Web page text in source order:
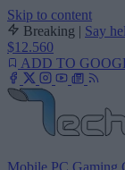
Skip to content
Breaking | Say
$12.560
ADD TO
Mobile PC Gaming